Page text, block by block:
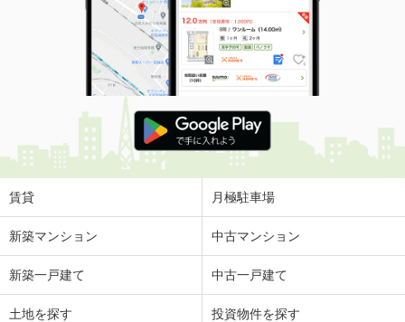
賃貸 月極駐車場
新築マンション 中古マンション
新築一戸建て 中古一戸建て
土地を探す 投資物件を探す